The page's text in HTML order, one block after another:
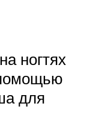
ногтях
для